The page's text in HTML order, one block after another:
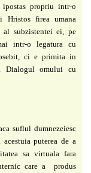
propriu intr-o
firea umana
subzistentei ei, pe
intr-o legatura cu
ci eprimita in
Dialogul omului cu
suflul dumnezeiesc
puterea de a
sa virtuala fara
care a produs